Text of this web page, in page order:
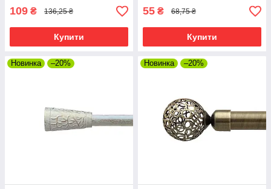
109 ₴ 136,25 ₴
Купити
55 ₴ 68,75 ₴
Купити
Новинка –20% Новинка –20%